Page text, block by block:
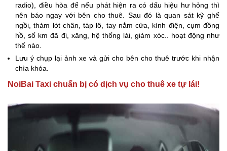
radio), điều hòa để nếu phát hiện ra có dấu hiệu hư hỏng thì
nên báo ngay với bên cho thuê. Sau đó là quan sát kỹ ghế
ngồi, thảm lót chân, táp lô, tay nắm cửa, kính điện, cụm đồng
hồ, số km đã đi, xăng, hệ thống lái, giảm xóc.. hoạt động như
thế nào.
Lưu ý chụp lại ảnh xe và gửi cho bên cho thuê trước khi nhận
chìa khóa.
NoiBai Taxi chuẩn bị có dịch vụ cho thuê xe tự lái!